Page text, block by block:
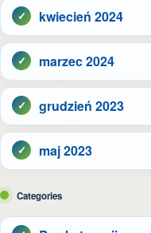
kwiecień 2024
marzec 2024
grudzień 2023
maj 2023
Categories